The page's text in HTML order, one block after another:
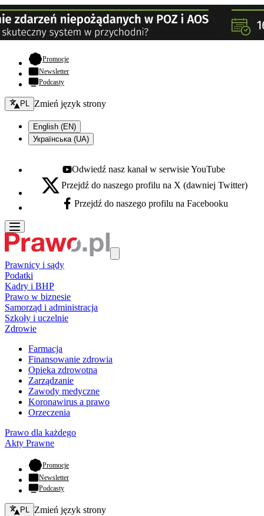
Promocje- otwiera się w nowej karcie
Newsletter
Podcasty
Zmień język - bieżący:
PL Zmień język strony
English (EN)
Українська (UA)
Youtube - otwiera się w nowej karcie
Odwiedź nasz kanał w serwisie YouTube
X - otwiera się w nowej karcie
Przejdź do naszego profilu na X (dawniej Twitter)
Facebook - otwiera się w nowej karcie
Przejdź do naszego profilu na Facebooku
Prawnicy i sądy
Podatki
Kadry i BHP
Prawo w biznesie
Samorząd i administracja
Szkoły i uczelnie
Zdrowie
Farmacja
Finansowanie zdrowia
Opieka zdrowotna
Zarządzanie
Zawody medyczne
Koronawirus a prawo
Orzeczenia
Prawo dla każdego
Akty Prawne
Promocje- otwiera się w nowej karcie
Newsletter
Podcasty
Zmień język - bieżący:
PL Zmień język strony